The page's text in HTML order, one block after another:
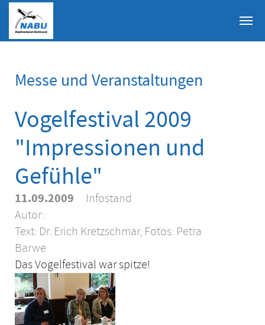
Skip to main content
Messe und Veranstaltungen
Vogelfestival 2009
"Impressionen und
Gefühle"
11.09.2009
Infostand
Autor:
Text: Dr. Erich Kretzschmar, Fotos: Petra
Barwe
Das Vogelfestival war spitze!